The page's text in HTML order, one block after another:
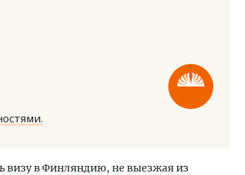
визу в Финляндию, не выезжая из
Гендиректор
Смелость архитектурных